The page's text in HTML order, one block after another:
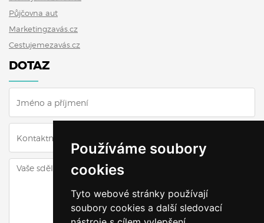
Používáme soubory
cookies
Tyto webové stránky používají
soubory cookies a další sledovací
Půjčovna aut
Marketingzavás.cz
Cestujemezavás.cz
DOTAZ